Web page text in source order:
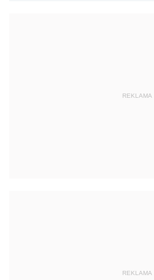
REKLAMA
REKLAMA